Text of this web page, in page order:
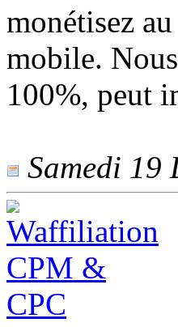
monétisez
mobile.
100%, peut
Samedi 19